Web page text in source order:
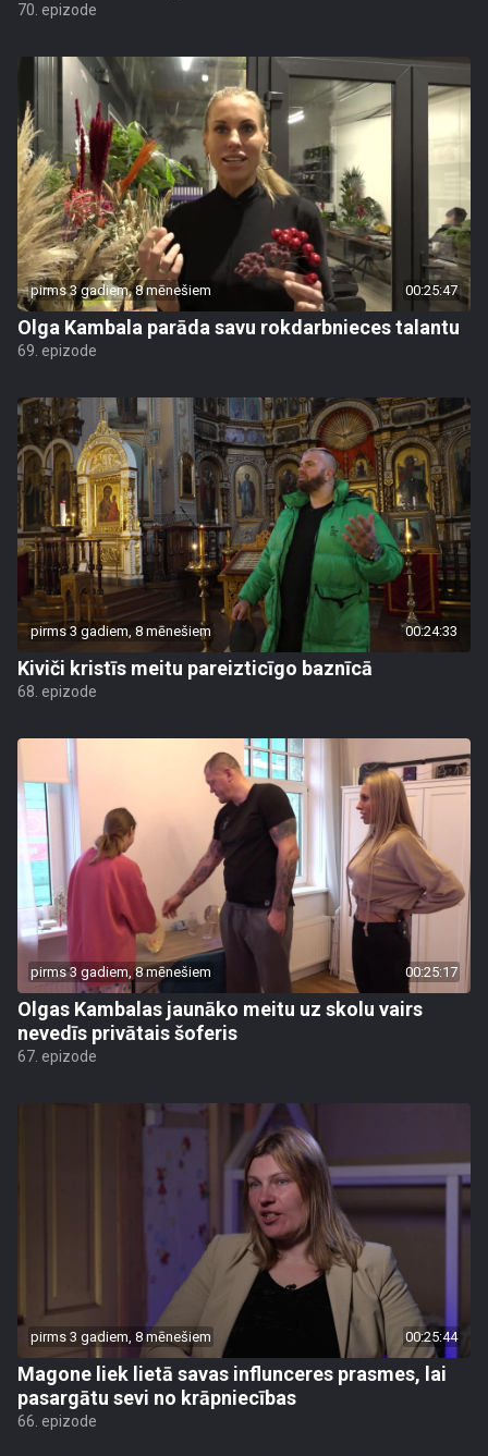
70. epizode
pirms 3 gadiem, 8 mēnešiem 00:25:47
Olga Kambala parāda savu rokdarbnieces talantu
69. epizode
pirms 3 gadiem, 8 mēnešiem 00:24:33
Kiviči kristīs meitu pareizticīgo baznīcā
68. epizode
pirms 3 gadiem, 8 mēnešiem 00:25:17
Olgas Kambalas jaunāko meitu uz skolu vairs
nevedīs privātais šoferis
67. epizode
pirms 3 gadiem, 8 mēnešiem 00:25:44
Magone liek lietā savas influnceres prasmes, lai
pasargātu sevi no krāpniecības
66. epizode